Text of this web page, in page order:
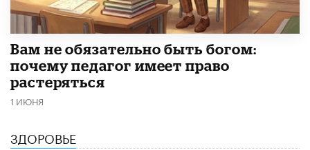
​Вам не обязательно быть богом:
почему педагог имеет право
растеряться
1 ИЮНЯ
ЗДОРОВЬЕ